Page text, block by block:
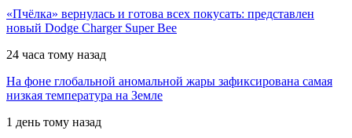
«Пчёлка» вернулась и готова всех покусать: представлен
новый Dodge Charger Super Bee
24 часа тому назад
На фоне глобальной аномальной жары зафиксирована самая
низкая температура на Земле
1 день тому назад